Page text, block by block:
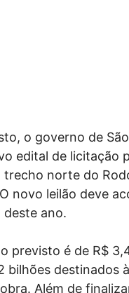
o governo de
edital de licitação
trecho norte do
novo leilão deve
ano.
previsto é de R$
bilhões destinados à
Além de